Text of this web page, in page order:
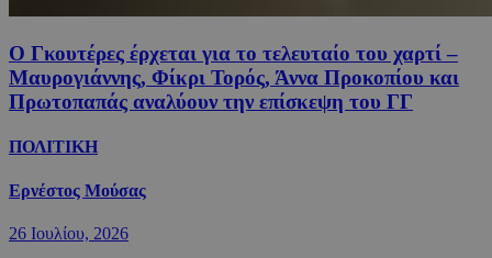
Ο Γκουτέρες έρχεται για το τελευταίο του χαρτί –
Μαυρογιάννης, Φίκρι Τορός, Άννα Προκοπίου και
Πρωτοπαπάς αναλύουν την επίσκεψη του ΓΓ
ΠΟΛΙΤΙΚΗ
Ερνέστος Μούσας
26 Ιουλίου, 2026